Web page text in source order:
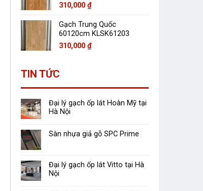
310,000 ₫
Gạch Trung Quốc
60120cm KLSK61203
310,000 ₫
TIN TỨC
Đại lý gạch ốp lát Hoàn Mỹ tại
Hà Nội
Sàn nhựa giả gỗ SPC Prime
Đại lý gạch ốp lát Vitto tại Hà
Nội